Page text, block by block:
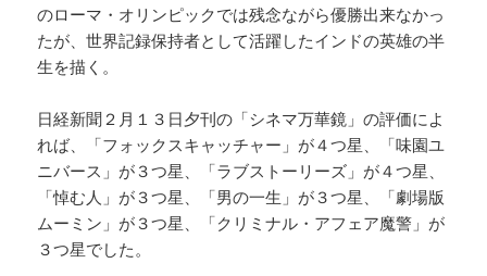
のローマ・オリンピックでは残念ながら優勝出来なかっ
たが、世界記録保持者として活躍したインドの英雄の半
生を描く。
日経新聞２月１３日夕刊の「シネマ万華鏡」の評価によ
れば、「フォックスキャッチャー」が４つ星、「味園ユ
ニバース」が３つ星、「ラブストーリーズ」が４つ星、
「悼む人」が３つ星、「男の一生」が３つ星、「劇場版
ムーミン」が３つ星、「クリミナル・アフェア魔警」が
３つ星でした。